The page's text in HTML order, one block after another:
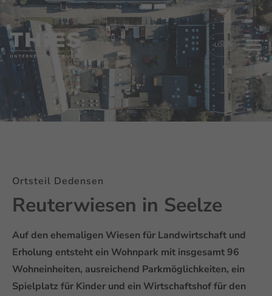
LOGIN
Ortsteil Dedensen
Reuter­wiesen in Seelze
Auf den ehemaligen Wiesen für Landwirtschaft und
Erholung entsteht ein Wohnpark mit insgesamt 96
Wohneinheiten, ausreichend Parkmöglichkeiten, ein
Spielplatz für Kinder und ein Wirtschaftshof für den